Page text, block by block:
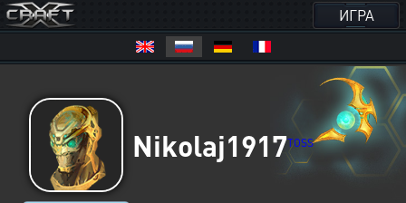
ИГРА
Nikolaj1917TOSS